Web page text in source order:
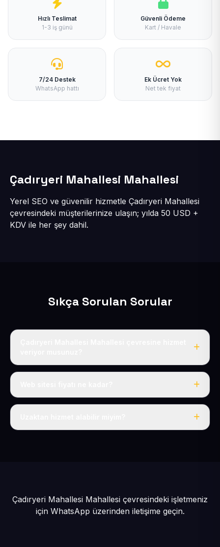
Hızlı Teslimat
1-3 iş günü
Güvenli Ödeme
Kart / Havale
7/24 Destek
WhatsApp hattı
Ek Ücret Yok
Net tek fiyat
Çadıryeri Mahallesi Mahallesi
Yerel SEO ve güvenilir hizmetle Çadıryeri Mahallesi
çevresindeki müşterilerinize ulaşın; yılda 50 USD +
KDV ile her şey dahil.
Sıkça Sorulan Sorular
Evet, Çadıryeri Mahallesi dahil tüm Develi ve Develi
Tek fiyat: yılda 50 USD + KDV, her şey dahil.
Çadıryeri Mahallesi Mahallesi çevresindeki işletmeniz
için WhatsApp üzerinden iletişime geçin.